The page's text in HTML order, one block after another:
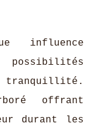
influence
offrant
durant les